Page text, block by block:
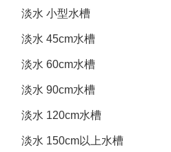
淡水 小型水槽
淡水 45cm水槽
淡水 60cm水槽
淡水 90cm水槽
淡水 120cm水槽
淡水 150cm以上水槽